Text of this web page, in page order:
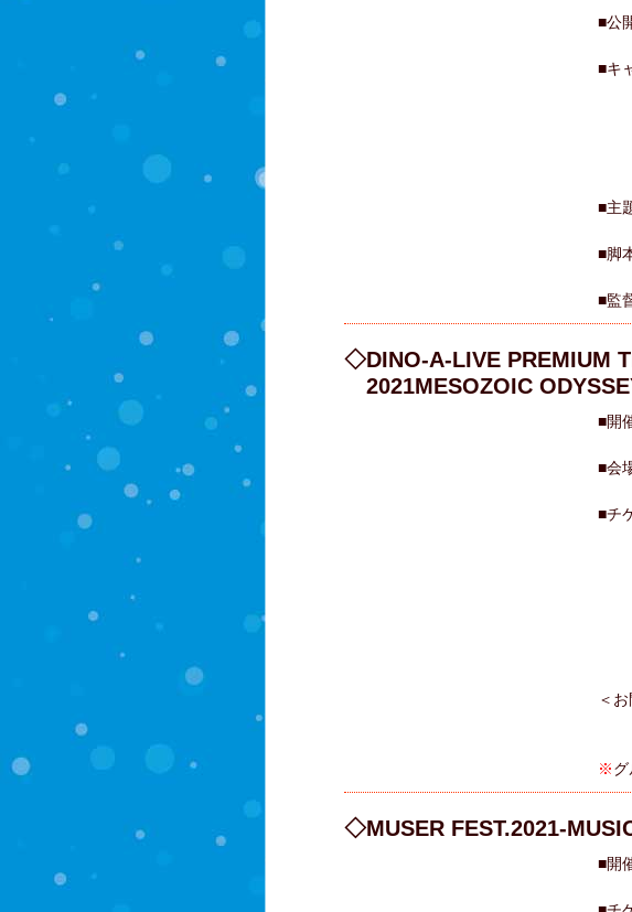
■公
■キ
松
若
佐
竜
■主
■脚
■監
◇DINO-A-LIVE PREMIUM
2021MESOZOIC
■開
■会
■チ
＜
※
◇MUSER FEST.2021-
■開